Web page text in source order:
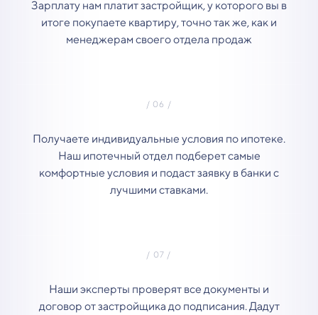
Зарплату нам платит застройщик, у которого вы в
итоге покупаете квартиру, точно так же, как и
менеджерам своего отдела продаж
Получаете индивидуальные условия по ипотеке.
Наш ипотечный отдел подберет самые
комфортные условия и подаст заявку в банки с
лучшими ставками.
Наши эксперты проверят все документы и
договор от застройщика до подписания. Дадут